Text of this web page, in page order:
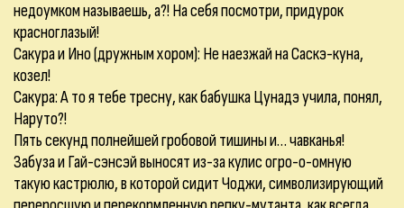
недоумком называешь, а?! На себя посмотри, придурок
красноглазый!
Сакура и Ино (дружным хором): Не наезжай на Саскэ-куна,
козел!
Сакура: А то я тебе тресну, как бабушка Цунадэ учила, понял,
Наруто?!
Пять секунд полнейшей гробовой тишины и… чавканья!
Забуза и Гай-сэнсэй выносят из-за кулис огро-о-омную
такую кастрюлю, в которой сидит Чоджи, символизирующий